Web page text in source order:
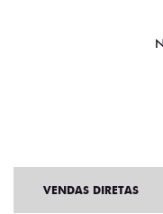
VENDAS DIRETAS